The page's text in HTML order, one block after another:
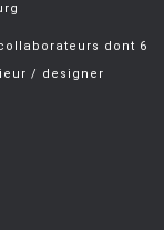
dont 6
/ designer